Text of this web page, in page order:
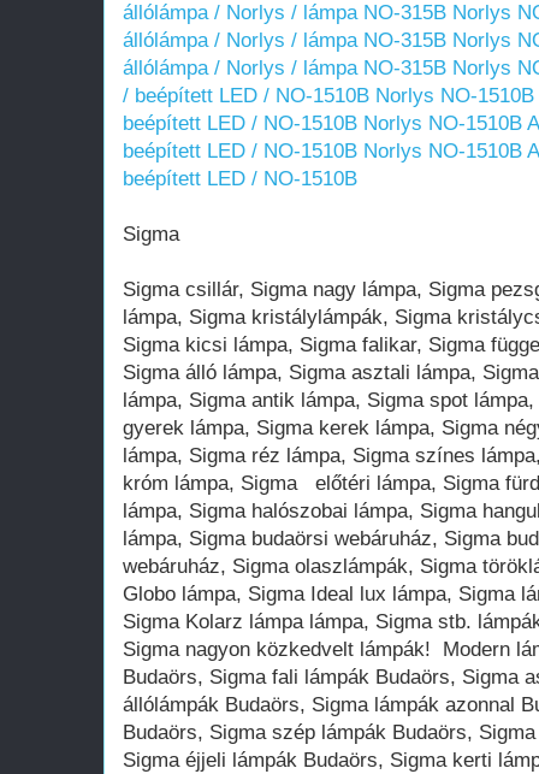
állólámpa / Norlys / lámpa NO-315B Norlys
állólámpa / Norlys / lámpa NO-315B Norlys
állólámpa / Norlys / lámpa NO-315B Norlys
/ beépített LED / NO-1510B Norlys NO-
beépített LED / NO-1510B Norlys NO-1510B
beépített LED / NO-1510B Norlys NO-1510B
beépített LED / NO-1510B
Sigma
Sigma csillár, Sigma nagy lámpa, Sigma
lámpa, Sigma kristálylámpák, Sigma
Sigma kicsi lámpa, Sigma falikar, Sigma
Sigma álló lámpa, Sigma asztali lámpa,
lámpa, Sigma antik lámpa, Sigma spot
gyerek lámpa, Sigma kerek lámpa, Sigma
lámpa, Sigma réz lámpa, Sigma színes
króm lámpa, Sigma előtéri lámpa, Sigma
lámpa, Sigma halószobai lámpa, Sigma
lámpa, Sigma budaörsi webáruház, Sigma
webáruház, Sigma olaszlámpák, Sigma
Globo lámpa, Sigma Ideal lux lámpa, Sigma
Sigma Kolarz lámpa lámpa, Sigma stb.
Sigma nagyon közkedvelt lámpák! Modern
Budaörs, Sigma fali lámpák Budaörs, Sigma
állólámpák Budaörs, Sigma lámpák azonnal
Budaörs, Sigma szép lámpák Budaörs,
Sigma éjjeli lámpák Budaörs, Sigma kerti